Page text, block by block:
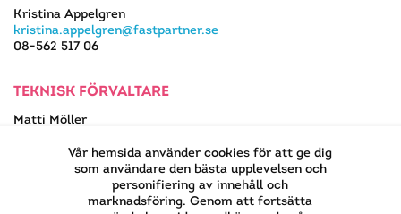
Kristina Appelgren
kristina.appelgren@fastpartner.se
08-562 517 06
TEKNISK FÖRVALTARE
Matti Möller
matti.moller@fastpartner.se
Vår hemsida använder cookies för att ge dig
som användare den bästa upplevelsen och
personifiering av innehåll och
marknadsföring. Genom att fortsätta